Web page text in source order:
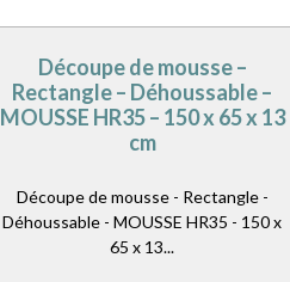
Découpe de mousse –
Rectangle – Déhoussable –
MOUSSE HR35 – 150 x 65 x 13
cm
Découpe de mousse - Rectangle -
Déhoussable - MOUSSE HR35 - 150 x
65 x 13...